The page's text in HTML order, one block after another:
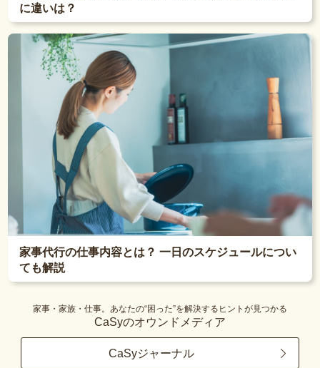
に違いは？
家事代行の仕事内容とは？ 一日のスケジュールについ
ても解説
家事・家族・仕事。あなたの“困った”を解決するヒントが見つかる
CaSyのオウンドメディア
CaSyジャーナル